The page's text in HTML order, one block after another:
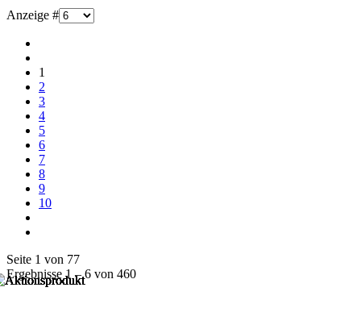
Anzeige #
1
2
3
4
5
6
7
8
9
10
Seite 1 von 77
Ergebnisse 1 – 6 von 460